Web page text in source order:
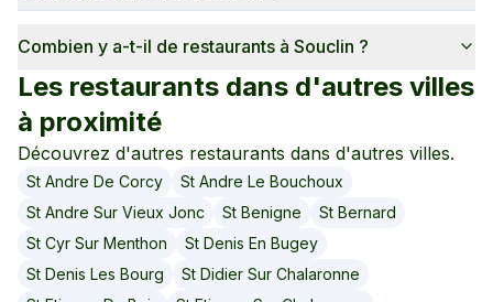
Combien y a-t-il de restaurants à Souclin ?
Les restaurants dans d'autres villes
à proximité
Découvrez d'autres restaurants dans d'autres villes.
St Andre De Corcy
St Andre Le Bouchoux
St Andre Sur Vieux Jonc
St Benigne
St Bernard
St Cyr Sur Menthon
St Denis En Bugey
St Denis Les Bourg
St Didier Sur Chalaronne